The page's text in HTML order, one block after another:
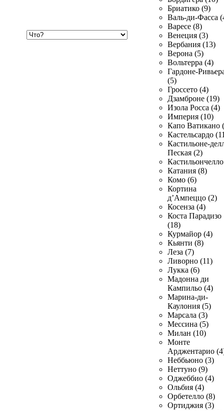
Бриатико (9)
Валь-ди-Фасса
Варесе (8)
Венеция (3)
Вербания (13)
Верона (5)
Вольтерра (4)
Гардоне-
(5)
Гроссето (4)
Дзамброне (19)
Изола Росса (4)
Империя (10)
Капо Ватикано
Кастельсардо
Кастильоне-
Пеская (2)
Катания (8)
Комо (6)
Кортина
д’Ампеццо (2)
Косенза (4)
Коста Парадизо
(18)
Курмайор (4)
Кьянти (8)
Леза (7)
Ливорно (11)
Лукка (6)
Мадонна ди
Кампильо (4)
Марина-ди-
Каулония (5)
Марсала (3)
Мессина (5)
Милан (10)
Монте
Арджентарио
Неббьюно (3)
Неттуно (9)
Оджеббио (4)
Ольбия (4)
Орбетелло (8)
Ортиджия (3)